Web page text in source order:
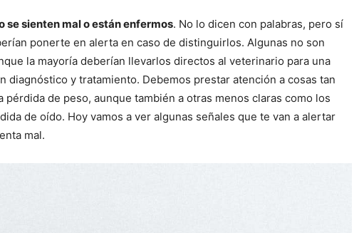
–
se sienten mal o están enfermos. No lo dicen con palabras, pero sí
ponerte en alerta en caso de distinguirlos. Algunas no son
la mayoría deberían llevarlos directos al veterinario para una
diagnóstico y tratamiento. Debemos prestar atención a cosas tan
de peso, aunque también a otras menos claras como los
de oído. Hoy vamos a ver algunas señales que te van a alertar
mal.